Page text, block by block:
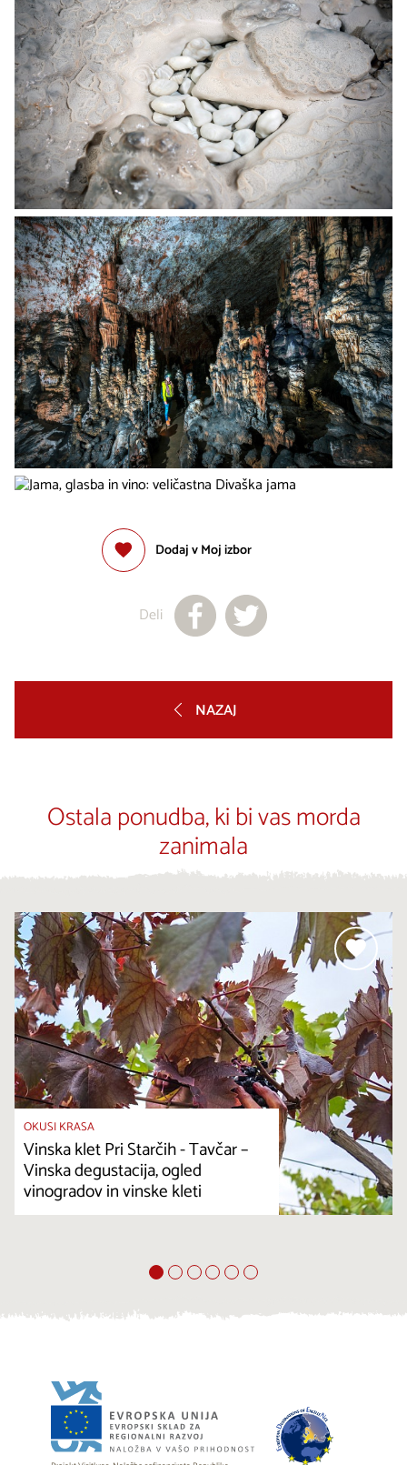
Dodaj v Moj izbor
Deli
NAZAJ
Ostala ponudba, ki bi vas morda
zanimala
OKUSI KRASA
Vinska klet Pri Starčih - Tavčar –
Vinska degustacija, ogled
vinogradov in vinske kleti